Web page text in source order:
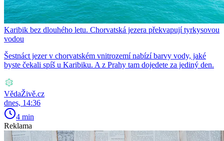
Karibik bez dlouhého letu. Chorvatská jezera překvapují tyrkysovou
vodou
Šestnáct jezer v chorvatském vnitrozemí nabízí barvy vody, jaké
byste čekali spíš u Karibiku. A z Prahy tam dojedete za jediný den.
VědaŽivě.cz
dnes, 14:36
4 min
Reklama